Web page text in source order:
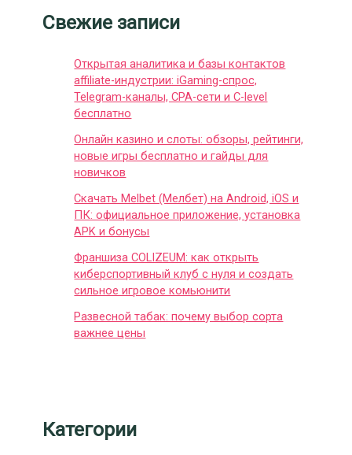
Свежие записи
Открытая аналитика и базы контактов
affiliate-индустрии: iGaming-спрос,
Telegram-каналы, CPA-сети и C-level
бесплатно
Онлайн казино и слоты: обзоры, рейтинги,
новые игры бесплатно и гайды для
новичков
Скачать Melbet (Мелбет) на Android, iOS и
ПК: официальное приложение, установка
APK и бонусы
Франшиза COLIZEUM: как открыть
киберспортивный клуб с нуля и создать
сильное игровое комьюнити
Развесной табак: почему выбор сорта
важнее цены
Категории